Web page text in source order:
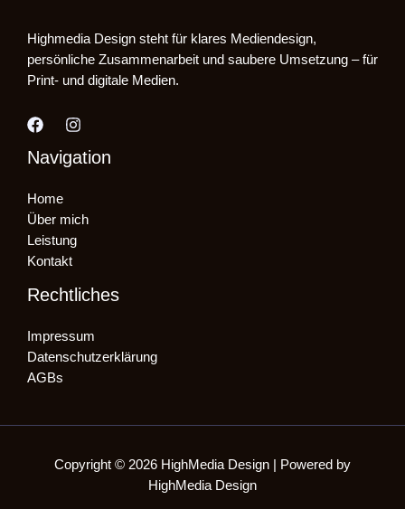
Highmedia Design steht für klares Mediendesign,
persönliche Zusammenarbeit und saubere Umsetzung – für
Print- und digitale Medien.
Navigation
Home
Über mich
Leistung
Kontakt
Rechtliches
Impressum
Datenschutzerklärung
AGBs
Copyright © 2026 HighMedia Design | Powered by
HighMedia Design